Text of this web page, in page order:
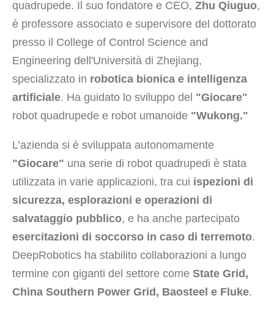
quadrupede. Il suo fondatore e CEO, Zhu Qiuguo,
è professore associato e supervisore del dottorato
presso il College of Control Science and
Engineering dell'Università di Zhejiang,
specializzato in robotica bionica e intelligenza
artificiale. Ha guidato lo sviluppo del "Giocare"
robot quadrupede e robot umanoide "Wukong."
L’azienda si è sviluppata autonomamente
"Giocare" una serie di robot quadrupedi è stata
utilizzata in varie applicazioni, tra cui ispezioni di
sicurezza, esplorazioni e operazioni di
salvataggio pubblico, e ha anche partecipato
esercitazioni di soccorso in caso di terremoto.
DeepRobotics ha stabilito collaborazioni a lungo
termine con giganti del settore come State Grid,
China Southern Power Grid, Baosteel e Fluke.